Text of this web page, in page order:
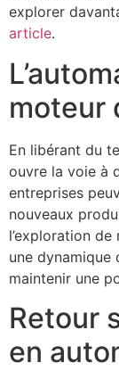
explorer
article.
moteur
En libérant du
ouvre la voie à
entreprises
nouveaux
l’exploration
une dynamique
maintenir une
Retour
en